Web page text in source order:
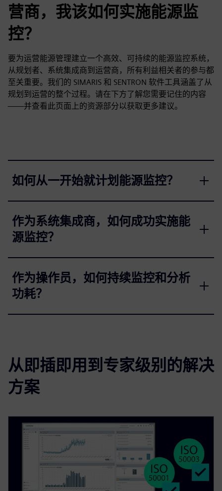
营商，我该如何实施能源监
控？
要为运营能源管理建立一个高效、可持续的能源监控系统，
从规划者、系统集成商到运营商，所有利益相关者的参与都
至关重要。我们的 SIMARIS 和 SENTRON 软件工具涵盖了从
规划到运营的整个过程。请在下方了解您需要记住的内容
——并查看此页面上的资源部分以获取更多建议。
如何从一开始就计划能源监控？
作为系统集成商，如何成功实施能
源监控？
作为操作员，如何持续监控和分析
功耗？
从即插即用到专家级别的解决
方案